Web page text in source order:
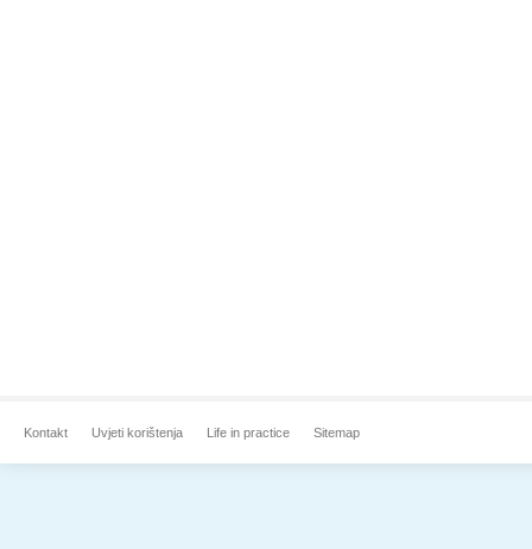
Kontakt Uvjeti korištenja Life in practice Sitemap